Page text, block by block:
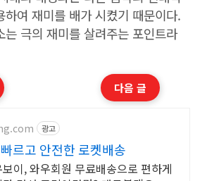
하여 재미를 배가 시켰기 때문이다.
는 극의 재미를 살려주는 포인트라
다음 글
광고
르고 안전한 로켓배송
이, 와우회원 무료배송으로 편하게